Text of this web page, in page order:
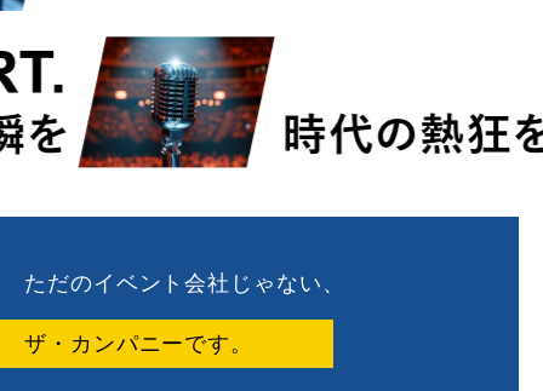
ただのイベント会社じゃない、
ザ・カンパニーです。